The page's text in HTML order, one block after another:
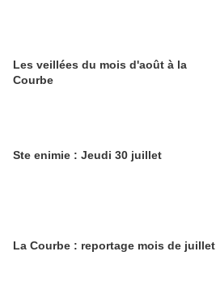
Les veillées du mois d'août à la
Courbe
Ste enimie : Jeudi 30 juillet
La Courbe : reportage mois de juillet